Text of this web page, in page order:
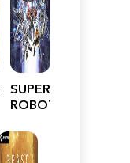
SUPER
ROBOT
Y